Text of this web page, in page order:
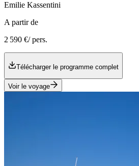
Emilie Kassentini
A partir de
2 590 €/ pers.
Télécharger le programme complet
Voir le voyage